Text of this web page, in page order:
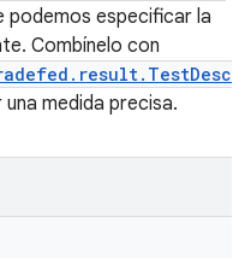
podemos especificar la
Combínelo con
medida precisa.